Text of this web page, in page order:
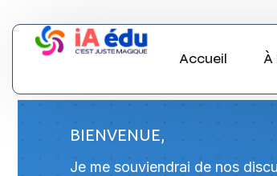
Accueil À
BIENVENUE,
Je me souviendrai de nos